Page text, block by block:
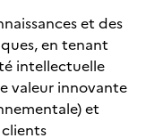
et des
en tenant
intellectuelle
valeur innovante
et